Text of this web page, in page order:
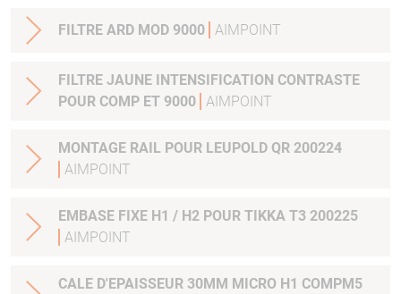
FILTRE ARD MOD 9000 AIMPOINT
FILTRE JAUNE INTENSIFICATION CONTRASTE
POUR COMP ET 9000 AIMPOINT
MONTAGE RAIL POUR LEUPOLD QR 200224
AIMPOINT
EMBASE FIXE H1 / H2 POUR TIKKA T3 200225
AIMPOINT
CALE D'EPAISSEUR 30MM MICRO H1 COMPM5